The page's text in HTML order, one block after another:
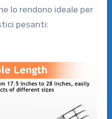
lo rendono ideale per
pesanti: